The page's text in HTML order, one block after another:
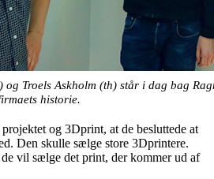
og Troels Askholm (th) står i dag bag
historie.
og 3Dprint, at de besluttede at
Den skulle sælge store 3Dprintere.
vil sælge det print, der kommer ud af